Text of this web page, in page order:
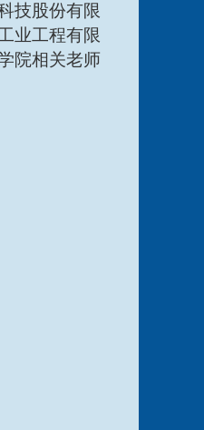
技股份有限
业工程有限
院相关老师